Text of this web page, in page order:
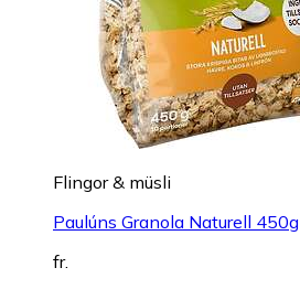
Flingor & müsli
Paulúns Granola Naturell 450g
fr.